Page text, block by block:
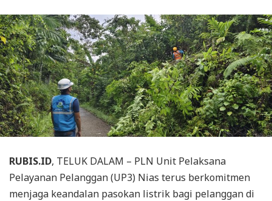
RUBIS.ID, TELUK DALAM – PLN Unit Pelaksana
Pelayanan Pelanggan (UP3) Nias terus berkomitmen
menjaga keandalan pasokan listrik bagi pelanggan di